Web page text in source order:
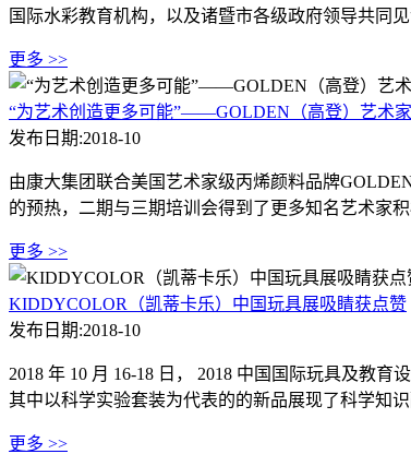
国际水彩教育机构，以及诸暨市各级政府领导共同
更多 >>
“为艺术创造更多可能”——GOLDEN（高登）艺术
发布日期:2018-10
由康大集团联合美国艺术家级丙烯颜料品牌
的预热，二期与三期培训会得到了更多知名艺术家
更多 >>
KIDDYCOLOR（凯蒂卡乐）中国玩具展吸睛获点赞
发布日期:2018-10
2018 年 10 月 16-18 日， 2018 中国国际玩具及教
其中以科学实验套装为代表的的新品展现了科学知
更多 >>